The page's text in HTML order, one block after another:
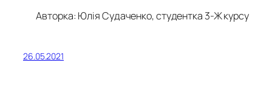
Авторка: Юлія Судаченко, студентка 3-Ж курсу
26.05.2021